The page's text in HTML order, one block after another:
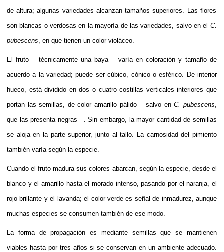
de altura; algunas variedades alcanzan tamaños superiores. Las flores
son blancas o verdosas en la mayoría de las variedades, salvo en el C.
pubescens , en que tienen un color violáceo.
El fruto —técnicamente una baya— varía en coloración y tamaño de
acuerdo a la variedad; puede ser cúbico, cónico o esférico. De interior
hueco, está dividido en dos o cuatro costillas verticales interiores que
portan lassemillas , de color amarillo pálido —salvo enC. pubescens
que las presenta negras—. Sin embargo, la mayor cantidad de semillas
se aloja en la parte superior, junto al tallo. La carnosidad del pimiento
también varía según la especie.
Cuando el fruto madura sus colores abarcan, según la especie, desde el
blanco y el amarillo hasta el morado intenso, pasando por el naranja, el
rojo brillante y el lavanda; el color verde es señal de inmadurez, aunque
muchas especies se consumen también de ese modo.
La forma de propagación es mediante semillas que se mantienen
viables hasta por tres años si se conservan en un ambiente adecuado.